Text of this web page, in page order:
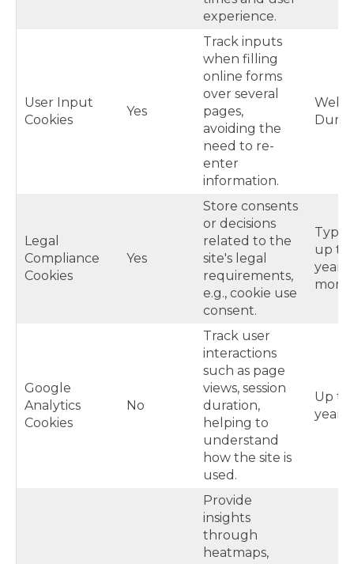
experience.
User Input
Cookies
Yes
Track inputs
when filling
online forms
over several
pages,
avoiding the
need to re-
enter
information.
Web
Legal
Compliance
Cookies
Yes
Store consents
or decisions
related to the
site's legal
requirements,
e.g., cookie use
consent.
up to
year
more
Google
Analytics
Cookies
No
Track user
interactions
such as page
views, session
duration,
helping to
understand
how the site is
used.
Up to
years
Provide
insights
through
heatmaps,